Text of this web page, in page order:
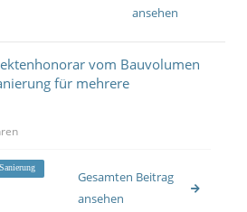
ansehen
vom Bauvolumen
für mehrere
Gesamten Beitrag
ansehen